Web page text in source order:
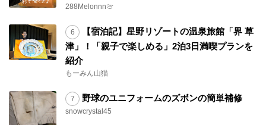
288Melonnn🍈
【宿泊記】星野リゾートの温泉旅館「界 草
津」！「親子で楽しめる」2泊3日満喫プランを
紹介
もーみん山猫
野球のユニフォームのズボンの簡単補修
snowcrystal45